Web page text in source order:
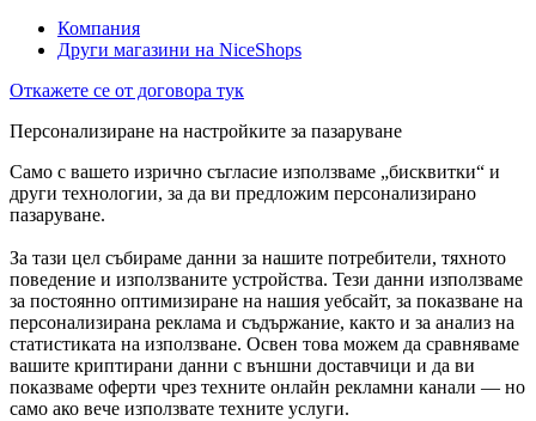
Компания
Други магазини на NiceShops
Откажете се от договора тук
Персонализиране на настройките за пазаруване
Само с вашето изрично съгласие използваме „бисквитки“ и
други технологии, за да ви предложим персонализирано
пазаруване.
За тази цел събираме данни за нашите потребители, тяхното
поведение и използваните устройства. Тези данни използваме
за постоянно оптимизиране на нашия уебсайт, за показване на
персонализирана реклама и съдържание, както и за анализ на
статистиката на използване. Освен това можем да сравняваме
вашите криптирани данни с външни доставчици и да ви
показваме оферти чрез техните онлайн рекламни канали — но
само ако вече използвате техните услуги.